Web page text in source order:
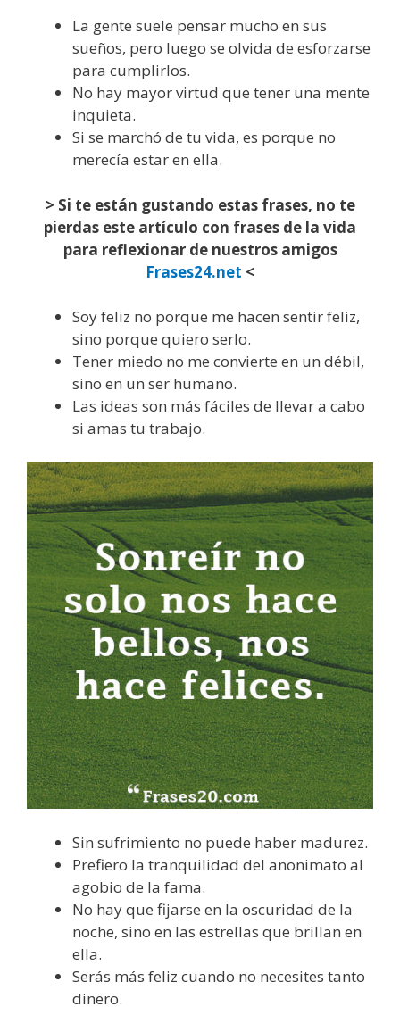
La gente suele pensar mucho en sus
sueños, pero luego se olvida de esforzarse
para cumplirlos.
No hay mayor virtud que tener una mente
inquieta.
Si se marchó de tu vida, es porque no
merecía estar en ella.
> Si te están gustando estas frases, no te
pierdas este artículo con frases de la vida
para reflexionar de nuestros amigos
Frases24.net <
Soy feliz no porque me hacen sentir feliz,
sino porque quiero serlo.
Tener miedo no me convierte en un débil,
sino en un ser humano.
Las ideas son más fáciles de llevar a cabo
si amas tu trabajo.
Sin sufrimiento no puede haber madurez.
Prefiero la tranquilidad del anonimato al
agobio de la fama.
No hay que fijarse en la oscuridad de la
noche, sino en las estrellas que brillan en
ella.
Serás más feliz cuando no necesites tanto
dinero.